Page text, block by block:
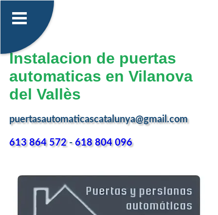
Instalacion de puertas
automaticas en Vilanova
del Vallès
puertasautomaticascatalunya@gmail.com
613 864 572-618 804 096